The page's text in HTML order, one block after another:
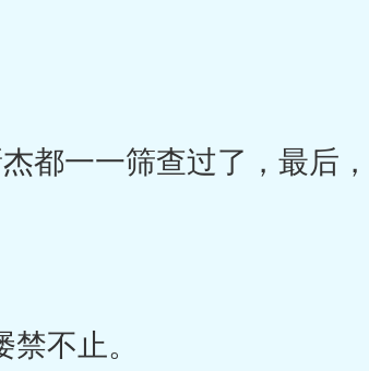
都一一筛查过了，最后
不止。